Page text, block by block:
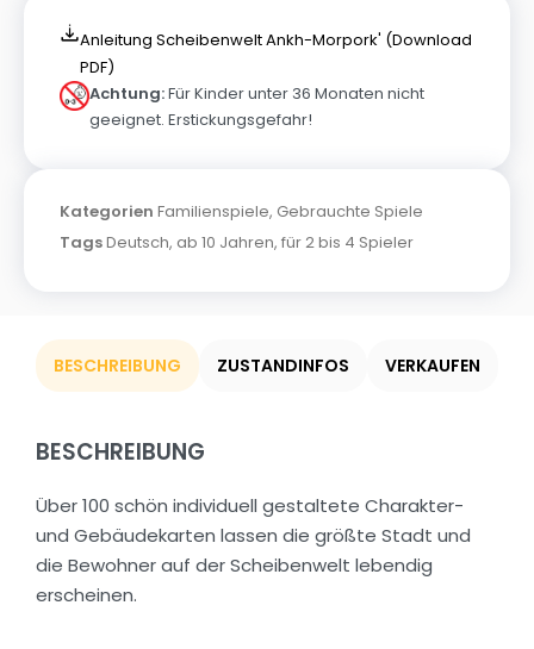
Anleitung Scheibenwelt Ankh-Morpork' (Download
PDF)
Achtung:Für Kinder unter 36 Monaten nicht
geeignet. Erstickungsgefahr!
Kategorien Familienspiele, Gebrauchte Spiele
TagsDeutsch, ab 10 Jahren, für 2 bis 4 Spieler
BESCHREIBUNG ZUSTANDINFOS VERKAUFEN
BESCHREIBUNG
Über 100 schön individuell gestaltete Charakter-
und Gebäudekarten lassen die größte Stadt und
die Bewohner auf der Scheibenwelt lebendig
erscheinen.